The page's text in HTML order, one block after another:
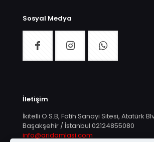
Sosyal Medya
İletişim
İkitelli O.S.B, Fatih Sanayi Sitesi, Atatürk
Başakşehir / İstanbul 02124855080
info@aridamlasi.com